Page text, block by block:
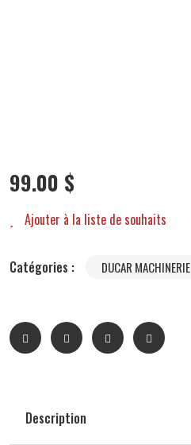
99.00 $
Ajouter à la liste de souhaits
Catégories : DUCAR MACHINERIE
Description